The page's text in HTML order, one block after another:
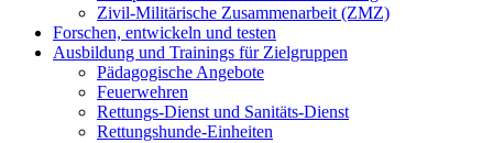
Zivil-Militärische Zusammenarbeit (ZMZ)
Forschen, entwickeln und testen
Ausbildung und Trainings für Zielgruppen
Pädagogische Angebote
Feuerwehren
Rettungs-Dienst und Sanitäts-Dienst
Rettungshunde-Einheiten